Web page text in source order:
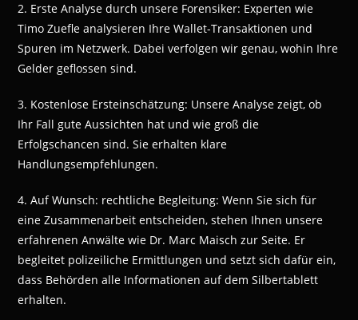
2. Erste Analyse durch unsere Forensiker: Experten wie
Timo Zuefle analysieren Ihre Wallet-Transaktionen und
Spuren im Netzwerk. Dabei verfolgen wir genau, wohin Ihre
Gelder geflossen sind.
3. Kostenlose Ersteinschätzung: Unsere Analyse zeigt, ob
Ihr Fall gute Aussichten hat und wie groß die
Erfolgschancen sind. Sie erhalten klare
Handlungsempfehlungen.
4. Auf Wunsch: rechtliche Begleitung: Wenn Sie sich für
eine Zusammenarbeit entscheiden, stehen Ihnen unsere
erfahrenen Anwälte wie Dr. Marc Maisch zur Seite. Er
begleitet polizeiliche Ermittlungen und setzt sich dafür ein,
dass Behörden alle Informationen auf dem Silbertablett
erhalten.